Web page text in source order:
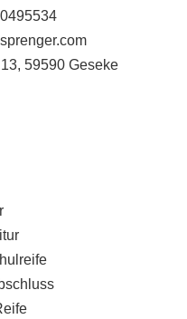
59590 Geseke